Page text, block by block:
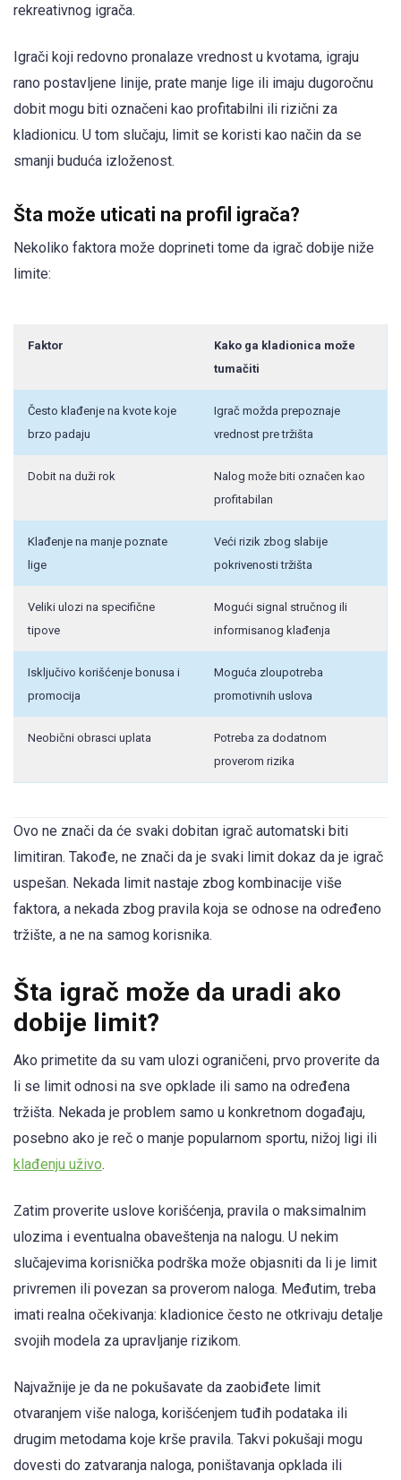
rekreativnog igrača.
Igrači koji redovno pronalaze vrednost u kvotama, igraju
rano postavljene linije, prate manje lige ili imaju dugoročnu
dobit mogu biti označeni kao profitabilni ili rizični za
kladionicu. U tom slučaju, limit se koristi kao način da se
smanji buduća izloženost.
Šta može uticati na profil igrača?
Nekoliko faktora može doprineti tome da igrač dobije niže
limite:
Faktor
Kako ga kladionica može
tumačiti
Često klađenje na kvote koje
brzo padaju
Igrač možda prepoznaje
vrednost pre tržišta
Dobit na duži rok
Nalog može biti označen kao
profitabilan
Klađenje na manje poznate
lige
Veći rizik zbog slabije
pokrivenosti tržišta
Veliki ulozi na specifične
tipove
Mogući signal stručnog ili
informisanog klađenja
Isključivo korišćenje bonusa i
promocija
Moguća zloupotreba
promotivnih uslova
Neobični obrasci uplata
Potreba za dodatnom
proverom rizika
Ovo ne znači da će svaki dobitan igrač automatski biti
limitiran. Takođe, ne znači da je svaki limit dokaz da je igrač
uspešan. Nekada limit nastaje zbog kombinacije više
faktora, a nekada zbog pravila koja se odnose na određeno
tržište, a ne na samog korisnika.
Šta igrač može da uradi ako
dobije limit?
Ako primetite da su vam ulozi ograničeni, prvo proverite da
li se limit odnosi na sve opklade ili samo na određena
tržišta. Nekada je problem samo u konkretnom događaju,
posebno ako je reč o manje popularnom sportu, nižoj ligi ili
klađenju uživo.
Zatim proverite uslove korišćenja, pravila o maksimalnim
ulozima i eventualna obaveštenja na nalogu. U nekim
slučajevima korisnička podrška može objasniti da li je limit
privremen ili povezan sa proverom naloga. Međutim, treba
imati realna očekivanja: kladionice često ne otkrivaju detalje
svojih modela za upravljanje rizikom.
Najvažnije je da ne pokušavate da zaobiđete limit
otvaranjem više naloga, korišćenjem tuđih podataka ili
drugim metodama koje krše pravila. Takvi pokušaji mogu
dovesti do zatvaranja naloga, poništavanja opklada ili